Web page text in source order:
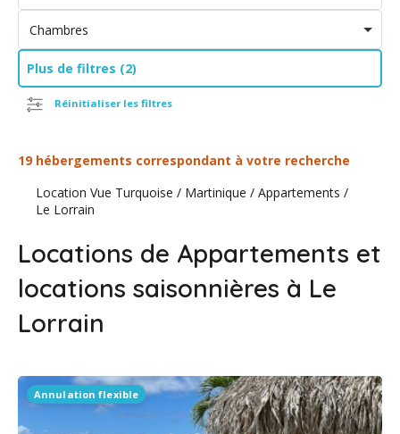
Chambres
Plus de filtres (2)
Réinitialiser les filtres
19 hébergements correspondant à votre recherche
Location Vue Turquoise / Martinique / Appartements /
Le Lorrain
Locations de Appartements et
locations saisonnières à Le
Lorrain
Annulation flexible